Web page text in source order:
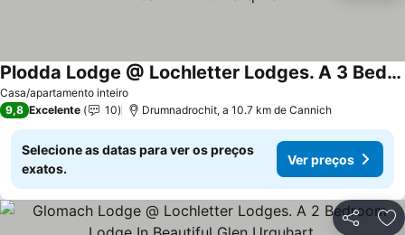
Casa/apartamento inteiro
Plodda Lodge @ Lochletter Lodges. A 3 Bedroom Lodge In Beautiful Glen Urquhart
9,8 Excelente 10 Drumnadrochit, a 10.7 km de Cannich
Selecione as datas para ver os preços
exatos.
Ver preços
Partilhar